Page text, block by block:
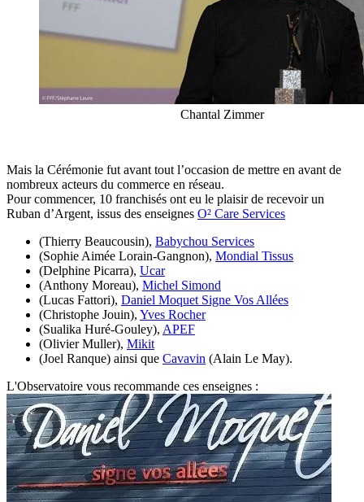
Chantal Zimmer
Mais la Cérémonie fut avant tout l’occasion de mettre en avant de
nombreux acteurs du commerce en réseau.
Pour commencer, 10 franchisés ont eu le plaisir de recevoir un
Ruban d’Argent, issus des enseignes O² Care Services
(Thierry Beaucousin), Babychou Services
(Sophie Aimée Lorain-Gangnon), Mondial Tissus
(Delphine Picarra), Ucar
(Anthony Moreau), Michel Simond
(Lucas Fattori), Daniel Moquet Signe Vos Allées
(Christophe Jouin), Yves Rocher
(Sualika Huré-Gouley), APEF
(Olivier Muller), Mikit
(Joel Ranque) ainsi que Cavavin (Alain Le May).
L'Observatoire vous recommande ces enseignes :